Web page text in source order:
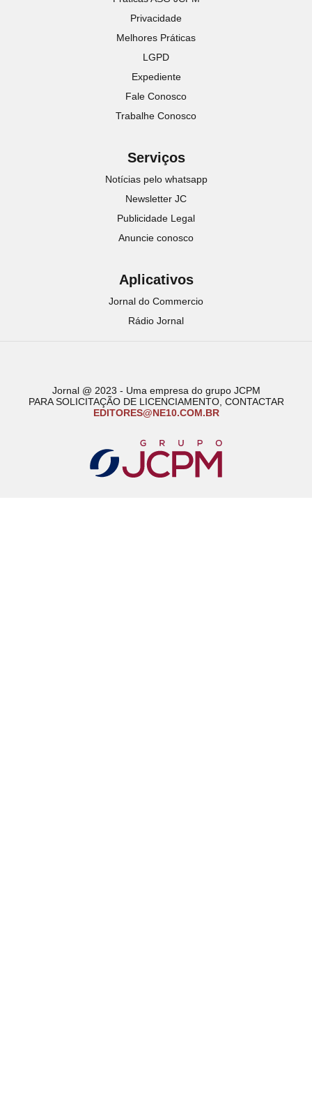
Privacidade
Melhores Práticas
LGPD
Expediente
Fale Conosco
Trabalhe Conosco
Serviços
Notícias pelo whatsapp
Newsletter JC
Publicidade Legal
Anuncie conosco
Aplicativos
Jornal do Commercio
Rádio Jornal
Jornal @ 2023 - Uma empresa do grupo JCPM
PARA SOLICITAÇÃO DE LICENCIAMENTO, CONTACTAR
EDITORES@NE10.COM.BR